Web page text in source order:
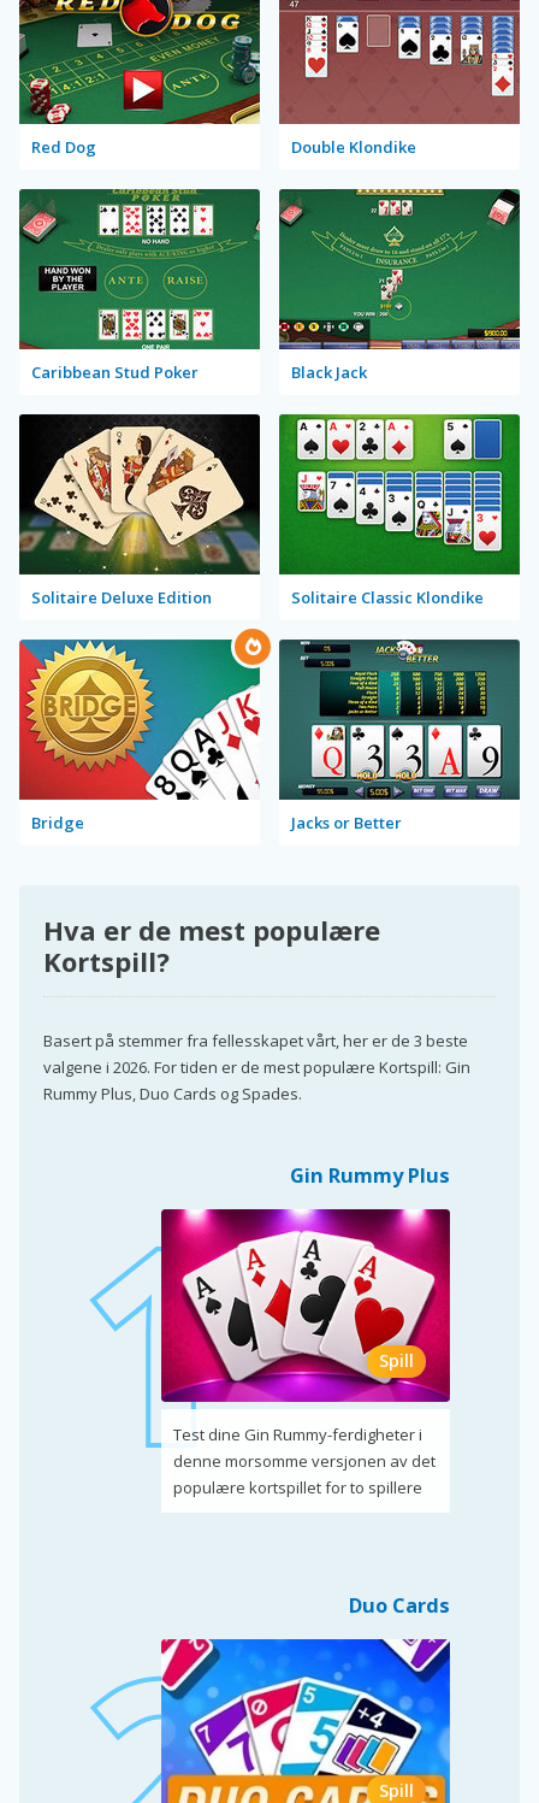
Red Dog Double Klondike
Caribbean Stud Poker Black Jack
Solitaire Deluxe Edition Solitaire Classic Klondike
Bridge Jacks or Better
Hva er de mest populære
Kortspill?
Basert på stemmer fra fellesskapet vårt, her er de 3 beste
valgene i 2026. For tiden er de mest populære Kortspill: Gin
Rummy Plus, Duo Cards og Spades.
Gin Rummy Plus
Spill
Test dine Gin Rummy-ferdigheter i
denne morsomme versjonen av det
populære kortspillet for to spillere
Duo Cards
Spill